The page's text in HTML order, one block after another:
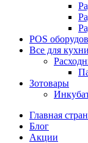
POS
Все для кухни
Зотовары
Главная
Блог
Акции